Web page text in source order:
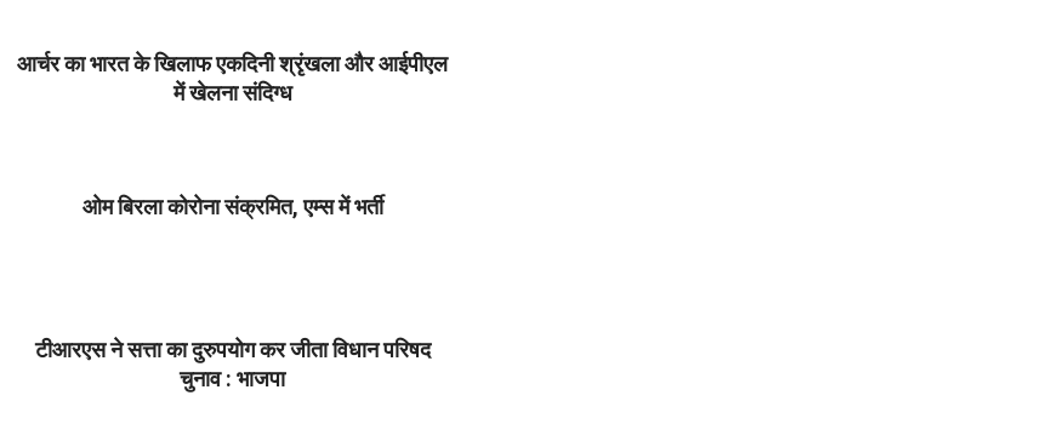
आर्चर का भारत के खिलाफ एकदिनी श्रृंखला और आईपीएल
में खेलना संदिग्ध
ओम बिरला कोरोना संक्रमित, एम्स में भर्ती
टीआरएस ने सत्ता का दुरुपयोग कर जीता विधान परिषद
चुनाव : भाजपा